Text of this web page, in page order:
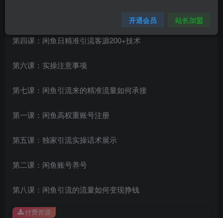
第四课：闲鱼日精准引流客源200+技术
第六课：实操注意事项
第七课：闲鱼引流来的精准流量如何承接
第一课：闲鱼高权重账号注册
第五课：独家引流实操话术展示
第二课：闲鱼账号养号
第八课：闲鱼引流的流量如何变现挣钱
付费资源
开通会员 站长加盟